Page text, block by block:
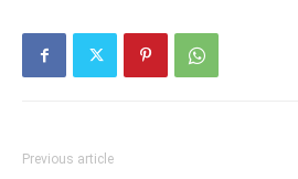
Previous article